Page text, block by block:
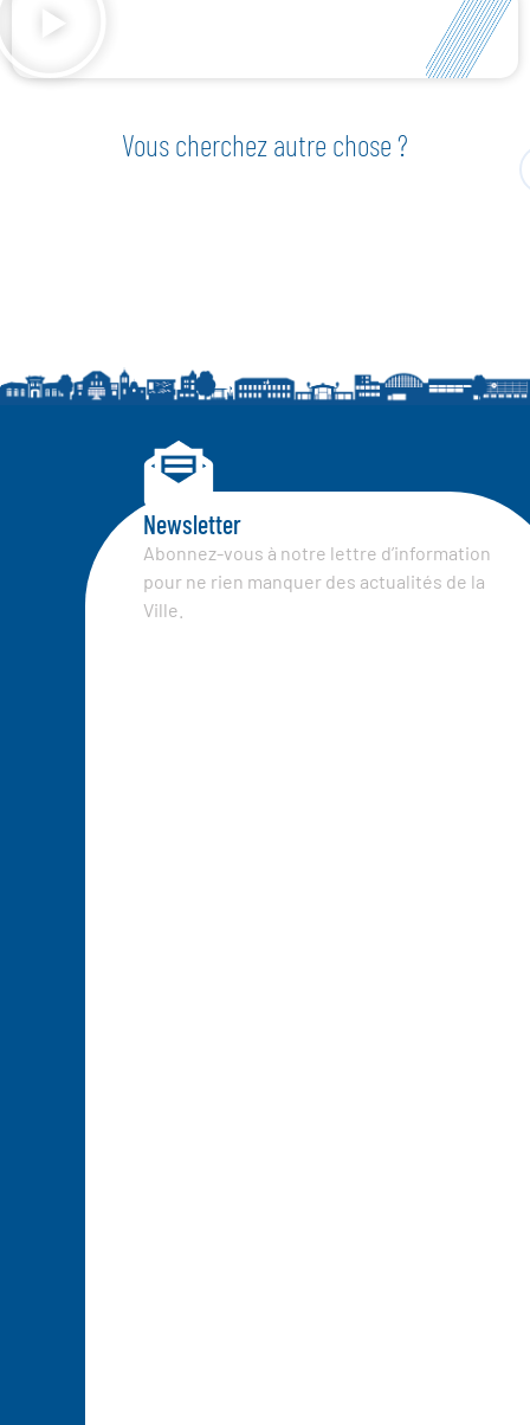
Vous cherchez autre chose ?
Newsletter
Abonnez-vous à notre lettre d’information
pour ne rien manquer des actualités de la
Ville.